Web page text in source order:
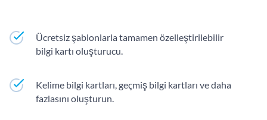
Ücretsiz şablonlarla tamamen özelleştirilebilir
bilgi kartı oluşturucu.
Kelime bilgi kartları, geçmiş bilgi kartları ve daha
fazlasını oluşturun.